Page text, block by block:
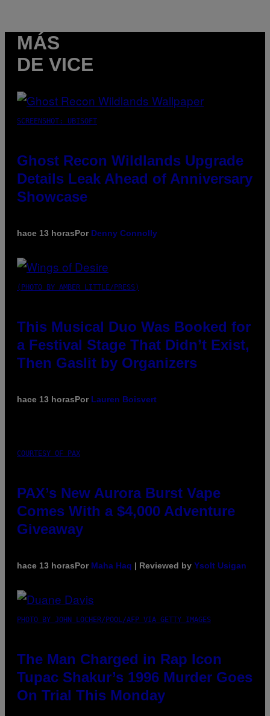
MÁS
DE VICE
SCREENSHOT: UBISOFT
Ghost Recon Wildlands Upgrade
Details Leak Ahead of Anniversary
Showcase
hace 13 horasPor Denny Connolly
(PHOTO BY AMBER LITTLE/PRESS)
This Musical Duo Was Booked for
a Festival Stage That Didn’t Exist,
Then Gaslit by Organizers
hace 13 horasPor Lauren Boisvert
COURTESY OF PAX
PAX’s New Aurora Burst Vape
Comes With a $4,000 Adventure
Giveaway
hace 13 horasPor Maha Haq | Reviewed by Ysolt Usigan
PHOTO BY JOHN LOCHER/POOL/AFP VIA GETTY IMAGES
The Man Charged in Rap Icon
Tupac Shakur’s 1996 Murder Goes
On Trial This Monday